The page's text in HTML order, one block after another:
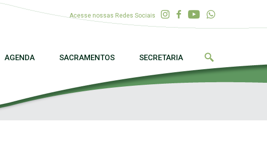
Acesse nossas Redes Sociais
AGENDA SACRAMENTOS SECRETARIA